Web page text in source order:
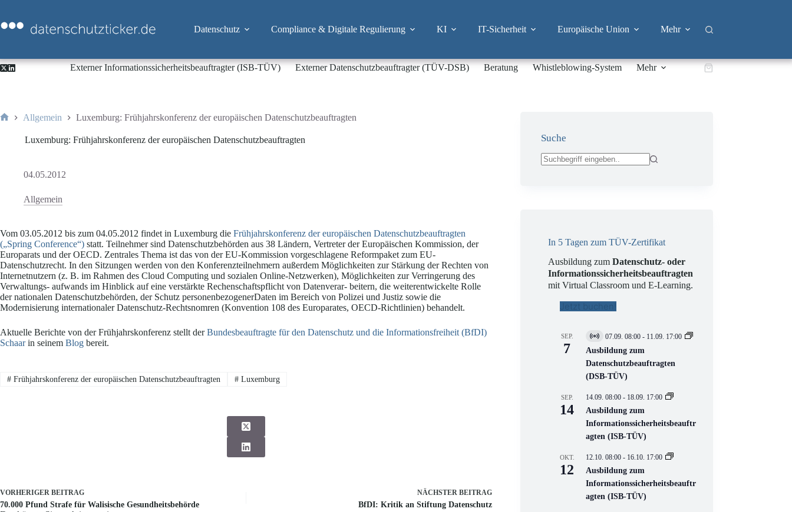
springen
Datenschutz Compliance & Digitale Regulierung KI IT-Sicherheit Europäische Union Mehr
Externer Informationssicherheitsbeauftragter (ISB-TÜV) Externer Datenschutzbeauftragter (TÜV-DSB) Beratung Whistleblowing-System Mehr Warenkorb
Allgemein Luxemburg: Frühjahrskonferenz der europäischen Datenschutzbeauftragten
Luxemburg: Frühjahrskonferenz der europäischen Datenschutzbeauftragten
04.05.2012
Allgemein
Vom 03.05.2012 bis zum 04.05.2012 findet in Luxemburg die Frühjahrskonferenz der europäischen Datenschutzbeauftragten
(„Spring Conference“) statt. Teilnehmer sind Datenschutzbehörden aus 38 Ländern, Vertreter der Europäischen Kommission, der
Europarats und der OECD. Zentrales Thema ist das von der EU-Kommission vorgeschlagene Reformpaket zum EU-
Datenschutzrecht. In den Sitzungen werden von den Konferenzteilnehmern außerdem Möglichkeiten zur Stärkung der Rechten von
Internetnutzern (z. B. im Rahmen des Cloud Computing und sozialen Online-Netzwerken), Möglichkeiten zur Verringerung des
Verwaltungs- aufwands im Hinblick auf eine verstärkte Rechenschaftspflicht von Datenverar- beitern, die weiterentwickelte Rolle
der nationalen Datenschutzbehörden, der Schutz personenbezogenerDaten im Bereich von Polizei und Justiz sowie die
Modernisierung internationaler Datenschutz-Rechtsnomren (Konvention 108 des Europarates, OECD-Richtlinien) behandelt.
Aktuelle Berichte von der Frühjahrskonferenz stellt derBundesbeauftragte für den Datenschutz und die Informationsfreiheit (BfDI)
Schaarin seinem Blog bereit.
#Frühjahrskonferenz der europäischen Datenschutzbeauftragten #Luxemburg
VORHERIGER BEITRAG
70.000 Pfund Strafe für Walisische Gesundheitsbehörde
NÄCHSTER BEITRAG
BfDI: Kritik an Stiftung Datenschutz
Suche
In 5 Tagen zum TÜV-Zertifikat
Ausbildung zumDatenschutz- oder
Informationssicherheitsbeauftragten
mit Virtual Classroom und E-Learning.
Jetzt buchen!
SEP.
7
V
i
t
u
l
V
e
r
n
s
t
a
t
07.09. 08:00 - 11.09. 17:00
Ausbildung zum
Datenschutzbeauftragten
(DSB-TÜV)
SEP.
14
14.09. 08:00 - 18.09. 17:00
Ausbildung zum
Informationssicherheitsbeauftr
agten (ISB-TÜV)
OKT.
12
12.10. 08:00 - 16.10. 17:00
Ausbildung zum
Informationssicherheitsbeauftr
agten (ISB-TÜV)